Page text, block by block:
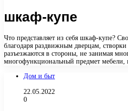
шкаф-купе
Что представляет из себя шкаф-купе?
благодаря раздвижным дверцам,
разъезжаются в стороны, не занимая
многофункциональный предмет мебели,
Дом и быт
22.05.2022
0